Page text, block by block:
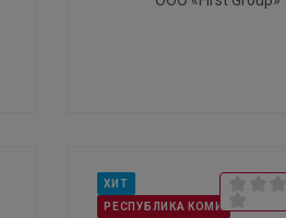
ХИТ
РЕСПУБЛИКА КОМИ